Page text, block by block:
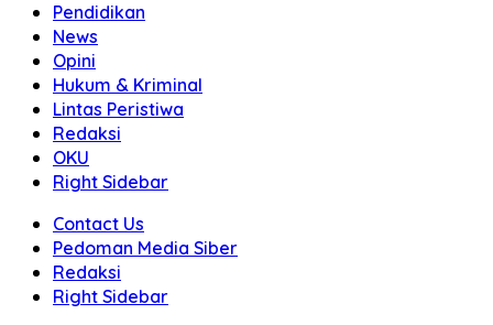
Pendidikan
News
Opini
Hukum & Kriminal
Lintas Peristiwa
Redaksi
OKU
Right Sidebar
Contact Us
Pedoman Media Siber
Redaksi
Right Sidebar